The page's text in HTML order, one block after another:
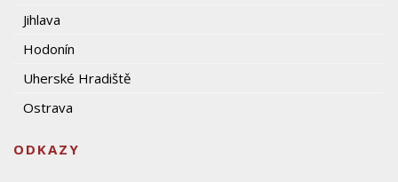
Jihlava
Hodonín
Uherské Hradiště
Ostrava
ODKAZY